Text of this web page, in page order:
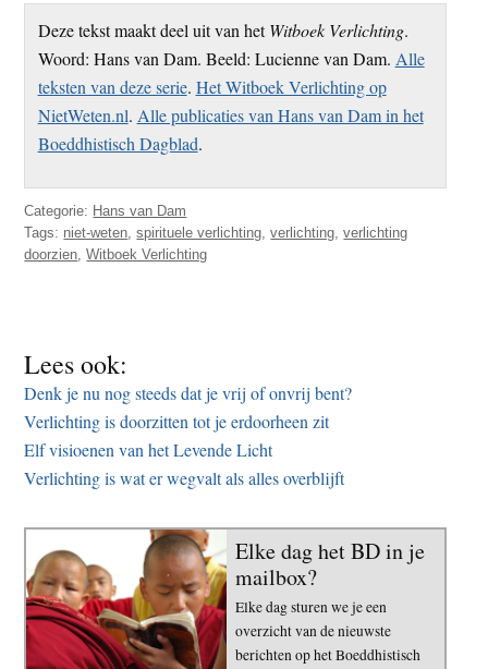
Deze tekst maakt deel uit van hetWitboek Verlichting.
Woord: Hans van Dam. Beeld: Lucienne van Dam. Alle
teksten van deze serie. Het Witboek Verlichting op
NietWeten.nl. Alle publicaties van Hans van Dam in het
Boeddhistisch Dagblad.
Categorie: Hans van Dam
Tags: niet-weten,spirituele verlichting,verlichting,verlichting
doorzien,Witboek Verlichting
Lees ook:
Denk je nu nog steeds dat je vrij of onvrij bent?
Verlichting is doorzitten tot je erdoorheen zit
Elf visioenen van het Levende Licht
Verlichting is wat er wegvalt als alles overblijft
Elke dag het BD in je
mailbox?
Elke dag sturen we je een
overzicht van de nieuwste
berichten op het Boeddhistisch